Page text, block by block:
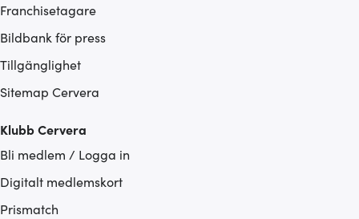
Franchisetagare
Bildbank för press
Tillgänglighet
Sitemap Cervera
Klubb Cervera
Bli medlem / Logga in
Digitalt medlemskort
Prismatch